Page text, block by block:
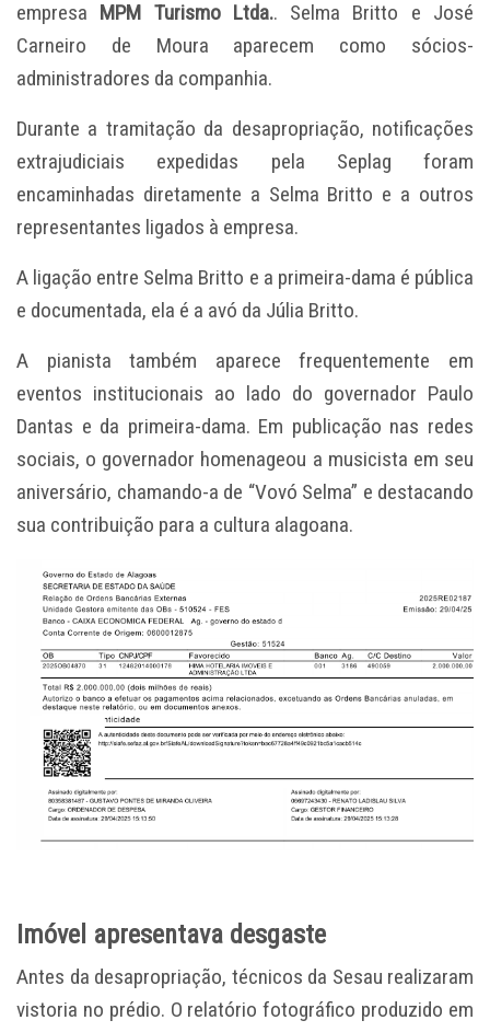
empresa MPM Turismo Ltda.. Selma Britto e José
Carneiro de Moura aparecem como sócios-
administradores da companhia.
Durante a tramitação da desapropriação, notificações
extrajudiciais expedidas pela Seplag foram
encaminhadas diretamente a Selma Britto e a outros
representantes ligados à empresa.
A ligação entre Selma Britto e a primeira-dama é pública
e documentada, ela é a avó da Júlia Britto.
A pianista também aparece frequentemente em
eventos institucionais ao lado do governador Paulo
Dantas e da primeira-dama. Em publicação nas redes
sociais, o governador homenageou a musicista em seu
aniversário, chamando-a de “Vovó Selma” e destacando
sua contribuição para a cultura alagoana.
Imóvel apresentava desgaste
Antes da desapropriação, técnicos da Sesau realizaram
vistoria no prédio. O relatório fotográfico produzido em